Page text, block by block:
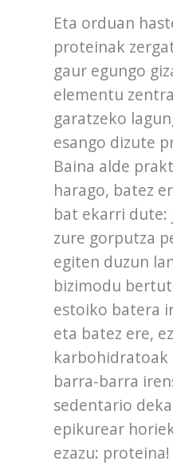
Eta orduan
proteinak
gaur egungo
elementu
garatzeko
esango dizute
Baina alde
harago, batez
bat ekarri
zure gorputza
egiten duzun
bizimodu
estoiko batera
eta batez ere,
karbohidratoak
barra-barra
sedentario
epikurear
ezazu: